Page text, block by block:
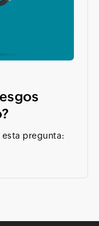
esta pregunta: